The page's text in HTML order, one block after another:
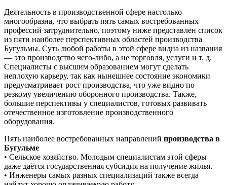
Деятельность в производственной сфере настолько
многообразна, что выбрать пять самых востребованных
профессий затруднительно, поэтому ниже представлен список
из пяти наиболее перспективных областей производства
Бугульмы. Суть любой работы в этой сфере видна из названия
— это производство чего-либо, а не торговля, услуги и т. д.
Специалисты с высшим образованием могут сделать
неплохую карьеру, так как нынешнее состояние экономики
предусматривает рост производства, что уже видно по
резкому увеличению оборонного производства. Также,
большие перспективы у специалистов, готовых развивать
отечественное изготовление производственного
оборудования.
Пять наиболее востребованных направлений производства в
Бугульме
• Сельское хозяйство. Молодым специалистам этой сферы
даже даётся государственная субсидия на получение жилья.
• Инженеры самых разных специализаций также всегда